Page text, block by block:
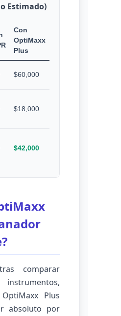
Estimado)
Con
OptiMaxx
Plus
$60,000
$18,000
$42,000
comparar
Plus
absoluto por